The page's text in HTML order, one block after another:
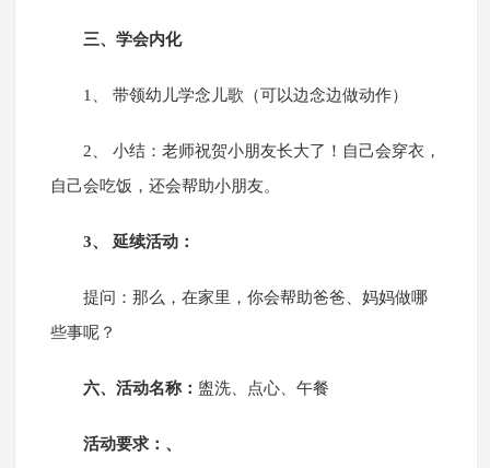
三、学会内化
1、 带领幼儿学念儿歌（可以边念边做动作）
2、 小结：老师祝贺小朋友长大了！自己会穿衣，
自己会吃饭，还会帮助小朋友。
3、 延续活动：
提问：那么，在家里，你会帮助爸爸、妈妈做哪
些事呢？
六、活动名称： 盥洗、点心、午餐
活动要求：、